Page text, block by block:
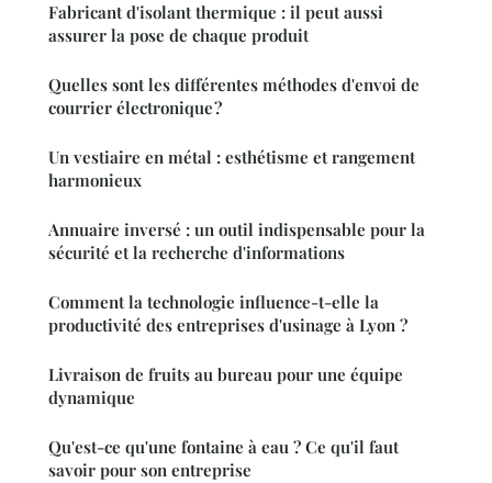
Fabricant d'isolant thermique : il peut aussi
assurer la pose de chaque produit
Quelles sont les différentes méthodes d'envoi de
courrier électronique ?
Un vestiaire en métal : esthétisme et rangement
harmonieux
Annuaire inversé : un outil indispensable pour la
sécurité et la recherche d'informations
Comment la technologie influence-t-elle la
productivité des entreprises d'usinage à Lyon ?
Livraison de fruits au bureau pour une équipe
dynamique
Qu'est-ce qu'une fontaine à eau ? Ce qu'il faut
savoir pour son entreprise